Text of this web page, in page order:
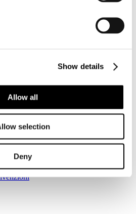
Show details
Allow all
selection
Deny
Legge di Bilancio 2018 - principali